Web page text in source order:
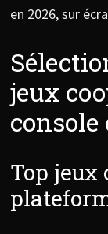
en 2026, sur
jeux
console
Top jeux